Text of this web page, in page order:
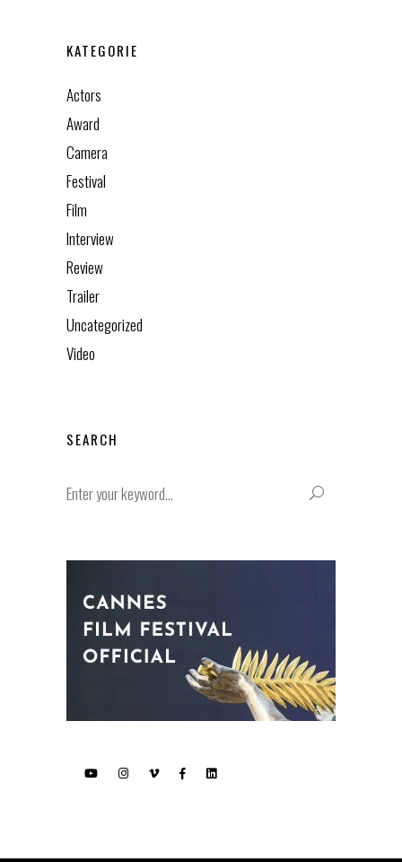
KATEGORIE
Actors
Award
Camera
Festival
Film
Interview
Review
Trailer
Uncategorized
Video
SEARCH
for: